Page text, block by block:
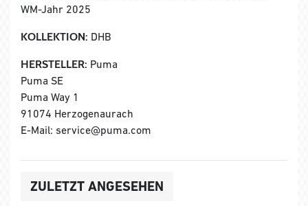
WM-Jahr 2025
KOLLEKTION: DHB
HERSTELLER: Puma
Puma SE
Puma Way 1
91074 Herzogenaurach
E-Mail: service@puma.com
ZULETZT ANGESEHEN